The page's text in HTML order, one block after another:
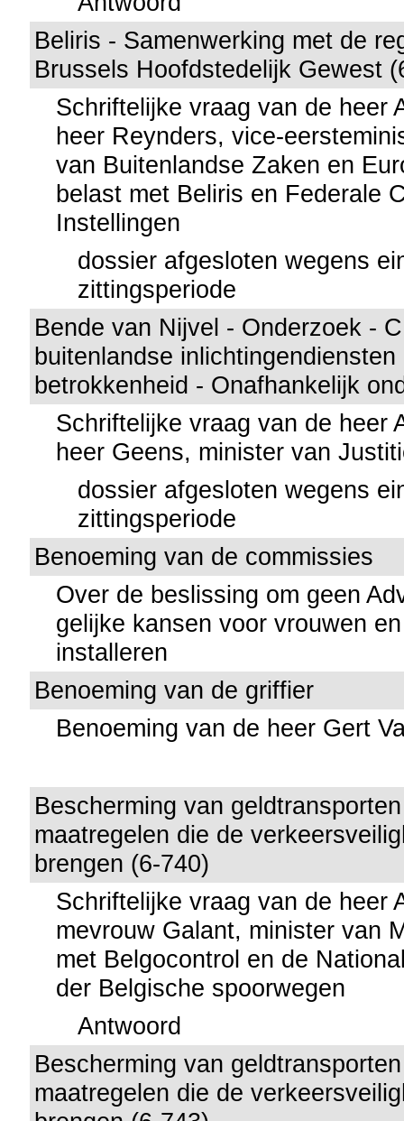
Beliris - Samenwerking met de
Brussels Hoofdstedelijk Gewest
Schriftelijke vraag van de heer
heer Reynders, vice-
van Buitenlandse Zaken en
belast met Beliris en Federale
Instellingen
dossier afgesloten wegens
zittingsperiode
Bende van Nijvel - Onderzoek -
buitenlandse
betrokkenheid - Onafhankelijk
Schriftelijke vraag van de heer
heer Geens, minister van
dossier afgesloten wegens
zittingsperiode
Benoeming van de commissies
Over de beslissing om geen
gelijke kansen voor vrouwen
installeren
Benoeming van de griffier
Benoeming van de heer Gert
Bescherming van
maatregelen die de
brengen (6-740)
Schriftelijke vraag van de heer
mevrouw Galant, minister van
met Belgocontrol en de
der Belgische spoorwegen
Antwoord
Bescherming van
maatregelen die de